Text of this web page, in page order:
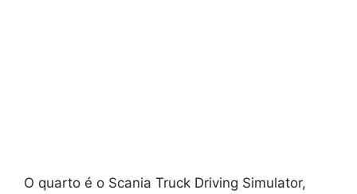
O quarto é o Scania Truck Driving Simulator,